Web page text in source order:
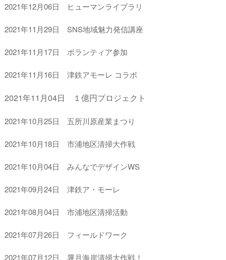
2021年12月06日 ヒューマンライブラリ
2021年11月29日 SNS地域魅力発信講座
2021年11月17日 ボランティア参加
2021年11月16日 津鉄アモーレ コラボ
2021年11月04日 １億円プロジェクト
2021年10月25日 五所川原産業まつり
2021年10月18日 市浦地区清掃大作戦
2021年10月04日 みんなでデザインWS
2021年09月24日 津鉄ア・モーレ
2021年08月04日 市浦地区清掃活動
2021年07月26日 フィールドワーク
2021年07月12日 袰月海岸清掃大作戦！